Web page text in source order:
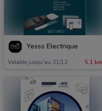
Yesss Electrique
Valable jusqu'au 31/12 5.1 km